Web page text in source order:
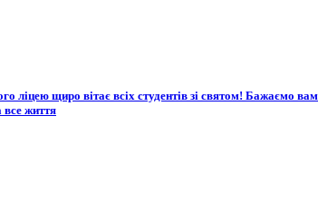
ліцею щиро вітає всіх студентів зі святом! Бажаємо
все життя